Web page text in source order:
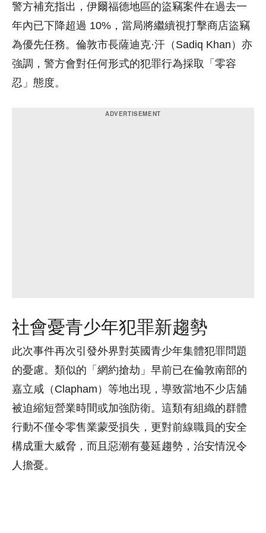
警方補充指出，伊爾福德地區的盜竊案件在過去一
年內已下降超過 10%，當局將繼續視打擊商店盜竊
為優先任務。倫敦市長薩迪克·汗（Sadiq Khan）亦
強調，警方會對任何形式的犯罪行為採取「零容
忍」態度。
社會憂青少年犯罪新趨勢
此次事件再次引發外界對英國青少年集體犯罪問題
的憂慮。類似的「網約搶劫」早前已在倫敦南部的
嘉立咸（Clapham）等地出現，導致當地不少店舖
被迫縮短營業時間或加強防衛。這類有組織的群體
行動不僅令零售業蒙受損失，更對前線職員的安全
構成重大威脅，而且惡潮有蔓延趨勢，治安情況令
人擔憂。